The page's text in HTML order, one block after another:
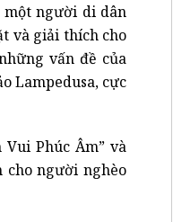
một người di dân
và giải thích cho
vấn đề của
Lampedusa, cực
Phúc Âm” và
cho người nghèo